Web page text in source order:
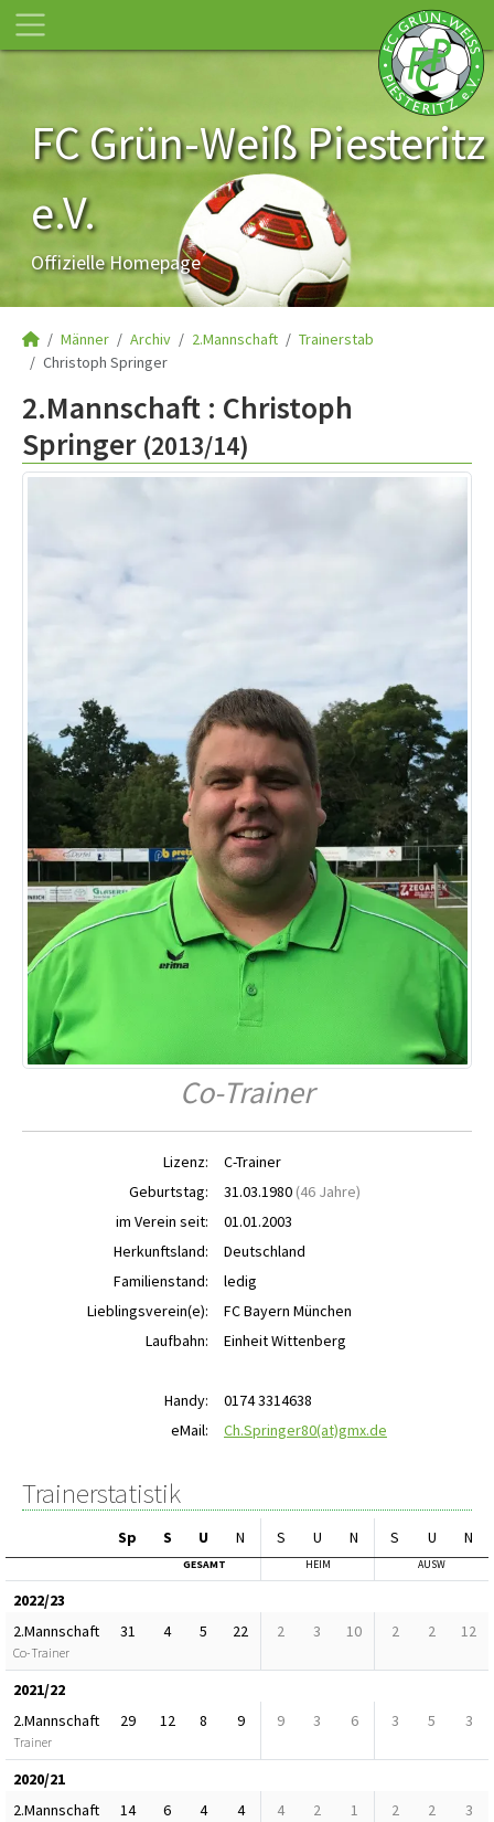
FC Grün-Weiß Piesteritz
e.V.
Offizielle Homepage
Männer Archiv 2.Mannschaft
Trainerstab
Christoph Springer
2.Mannschaft : Christoph
Springer (2013/14)
Co-Trainer
Lizenz:
C-Trainer
Geburtstag:
31.03.1980 (46 Jahre)
im Verein seit:
01.01.2003
Herkunftsland:
Deutschland
Familienstand:
ledig
Lieblingsverein(e):
FC Bayern München
Laufbahn:
Einheit Wittenberg
Handy:
0174 3314638
eMail:
Ch.Springer80(at)gmx.de
Trainerstatistik
Sp S U N S U N S U N
GESAMT HEIM AUSW
2022/23
2.Mannschaft
Co-Trainer
31 4 5 22 2 3 10 2 2 12
2021/22
2.Mannschaft
Trainer
29 12 8 9 9 3 6 3 5 3
2020/21
2.Mannschaft
14 6 4 4 4 2 1 2 2 3